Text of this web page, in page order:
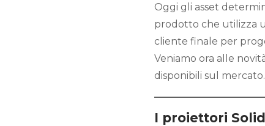
Oggi gli asset
prodotto che utilizza
cliente finale per
Veniamo ora alle
disponibili sul mercato.
I proiettori